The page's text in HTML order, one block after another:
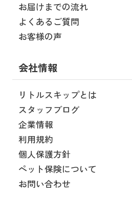
お届けまでの流れ
よくあるご質問
お客様の声
会社情報
リトルスキップとは
スタッフブログ
企業情報
利用規約
個人保護方針
ペット保険について
お問い合わせ